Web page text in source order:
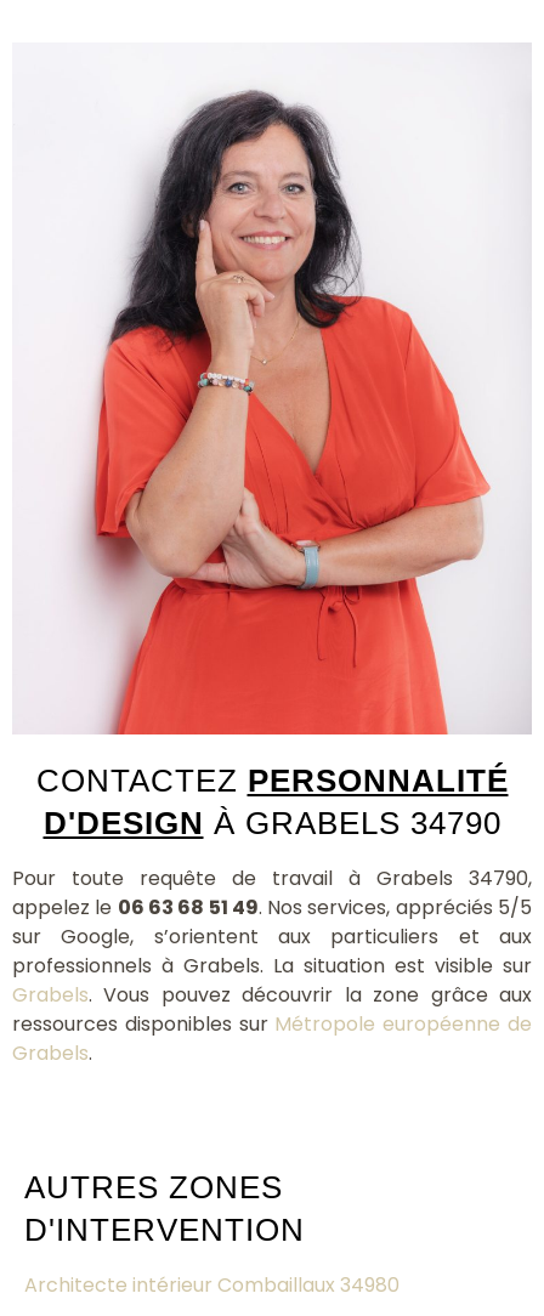
CONTACTEZ PERSONNALITÉ
D'DESIGN À GRABELS 34790
Pour toute requête de travail à Grabels 34790,
appelez le 06 63 68 51 49. Nos services, appréciés 5/5
sur Google, s’orientent aux particuliers et aux
professionnels à Grabels. La situation est visible sur
Grabels. Vous pouvez découvrir la zone grâce aux
ressources disponibles sur Métropole européenne de
Grabels.
AUTRES ZONES
D'INTERVENTION
Architecte intérieur Combaillaux 34980